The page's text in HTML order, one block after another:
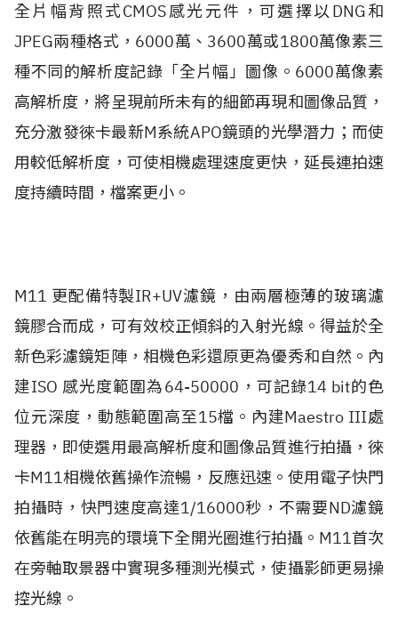
全片幅背照式CMOS感光元件，可選擇以DNG和
JPEG兩種格式，6000萬、3600萬或1800萬像素三
種不同的解析度記錄「全片幅」圖像。6000萬像素
高解析度，將呈現前所未有的細節再現和圖像品質，
充分激發徠卡最新M系統APO鏡頭的光學潛力；而使
用較低解析度，可使相機處理速度更快，延長連拍速
度持續時間，檔案更小。
M11 更配備特製IR+UV濾鏡，由兩層極薄的玻璃濾
鏡膠合而成，可有效校正傾斜的入射光線。得益於全
新色彩濾鏡矩陣，相機色彩還原更為優秀和自然。內
建ISO 感光度範圍為64-50000，可記錄14 bit的色
位元深度，動態範圍高至15檔。內建Maestro III處
理器，即使選用最高解析度和圖像品質進行拍攝，徠
卡M11相機依舊操作流暢，反應迅速。使用電子快門
拍攝時，快門速度高達1/16000秒，不需要ND濾鏡
依舊能在明亮的環境下全開光圈進行拍攝。M11首次
在旁軸取景器中實現多種測光模式，使攝影師更易操
控光線。